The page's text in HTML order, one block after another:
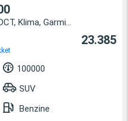
Klima, Garmi...
23.385
100000
SUV
Benzine